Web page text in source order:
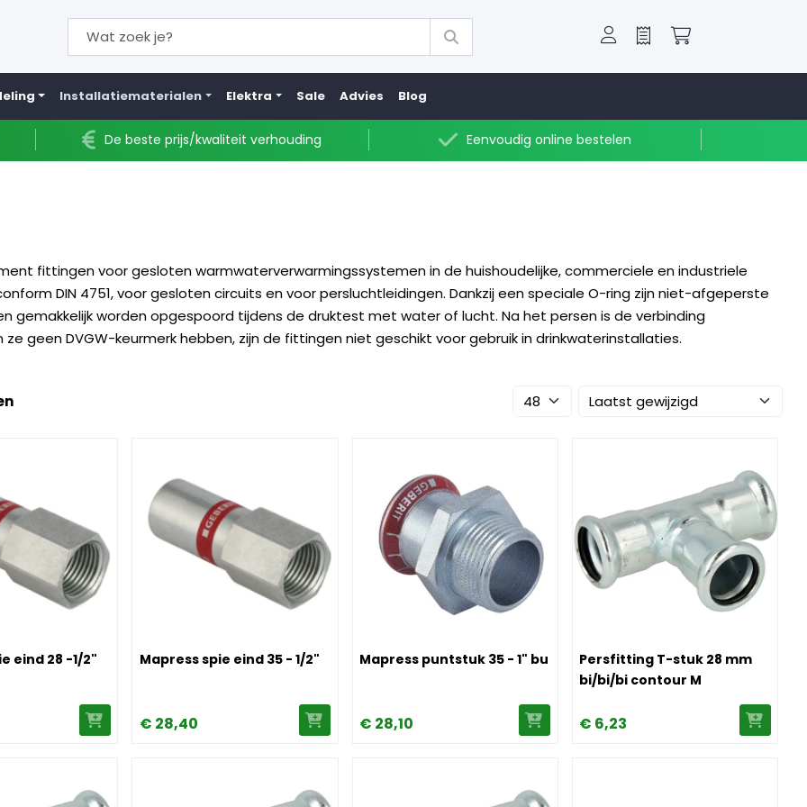
OfferteWinkelwagen
Installatiematerialen Elektra Sale Advies Blog
De beste prijs/kwaliteit verhouding Eenvoudig online bestelen
fittingen voor gesloten warmwaterverwarmingssystemen in de huishoudelijke, commerciele en industriele
DIN 4751, voor gesloten circuits en voor persluchtleidingen. Dankzij een speciale O-ring zijn niet-afgeperste
gemakkelijk worden opgespoord tijdens de druktest met water of lucht. Na het persen is de verbinding
geen DVGW-keurmerk hebben, zijn de fittingen niet geschikt voor gebruik in drinkwaterinstallaties.
spie eind 28 -1/2"
eind 28 -1/2" Image Mapress spie eind 35 - 1/2"
Mapress spie eind 35 - 1/2"
€ 28,40
Image Mapress puntstuk 35 - 1" bu
Mapress puntstuk 35 - 1" bu
€ 28,10
Image Persfitting T-stuk 28 mm
Persfitting T-stuk 28 mm
bi/bi/bi contour M
€ 6,23